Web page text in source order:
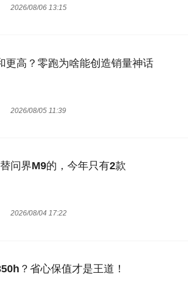
2026/08/06 13:15
更高？零跑为啥能创造销量神话
2026/08/05 11:39
问界M9的，今年只有2款
2026/08/04 17:22
？省心保值才是王道！